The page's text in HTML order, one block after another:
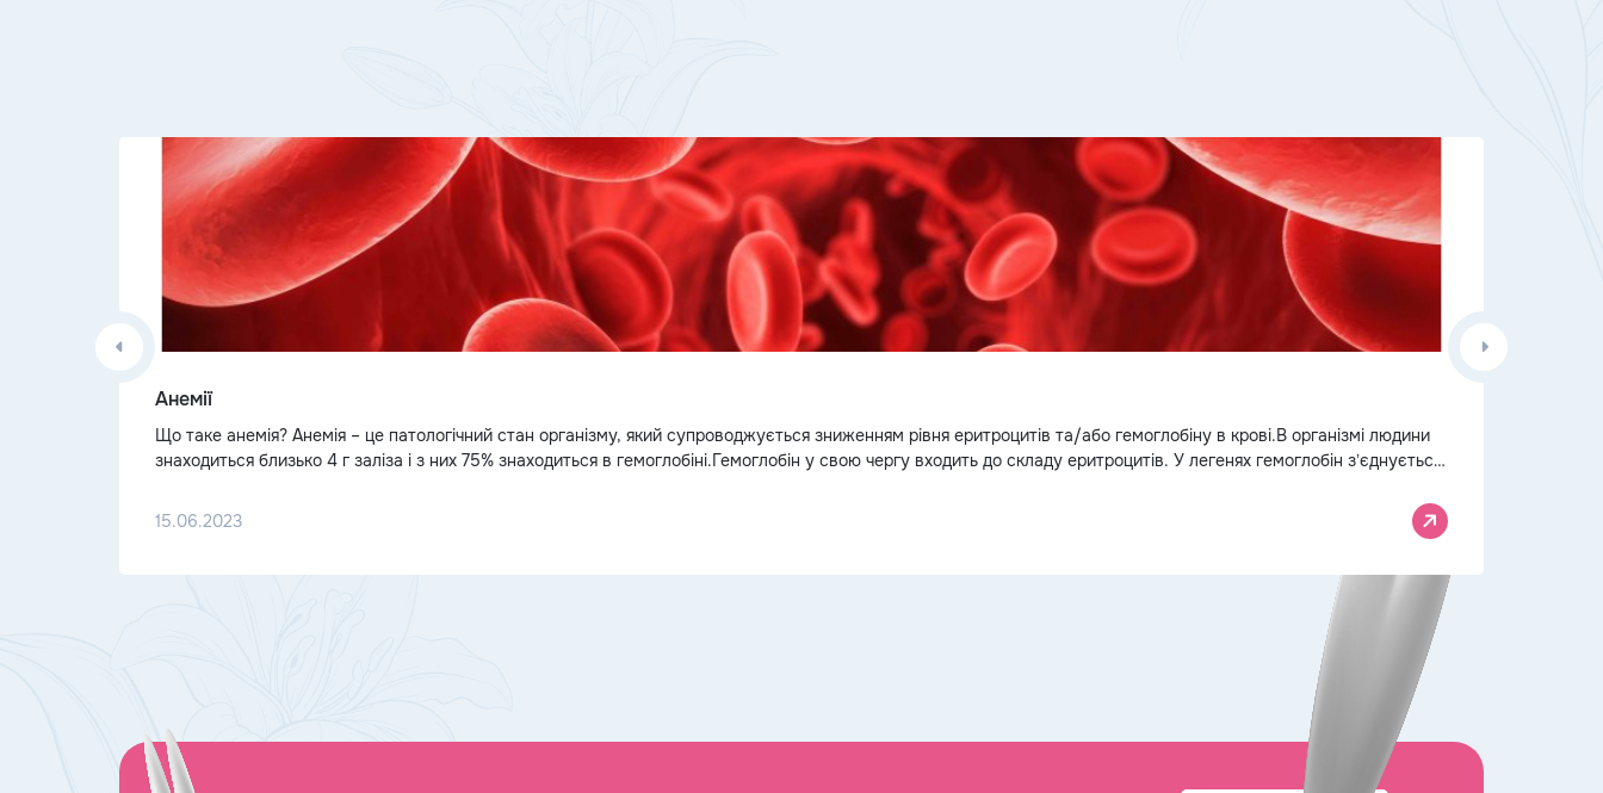
Анемії
Що таке анемія? Анемія – це патологічний стан організму, який супроводжується зниженням рівня еритроцитів та/або гемоглобіну в крові.В організмі людини
знаходиться близько 4 г заліза і з них 75% знаходиться в гемоглобіні.Гемоглобін у свою чергу входить до складу еритроцитів. У легенях гемоглобін зʼєднується
15.06.2023